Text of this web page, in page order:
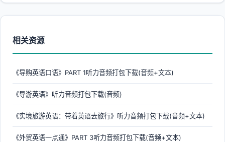
相关资源
《导购英语口语》PART 1听力音频打包下载(音频+文本)
《导游英语》听力音频打包下载(音频)
《实境旅游英语：带着英语去旅行》听力音频打包下载(音频+文本)
《外贸英语一点通》PART 3听力音频打包下载(音频+文本)